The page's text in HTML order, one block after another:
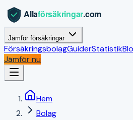
Jämför försäkringar
FörsäkringsbolagGuiderStatistik
Jämför nu
Hem
Bolag